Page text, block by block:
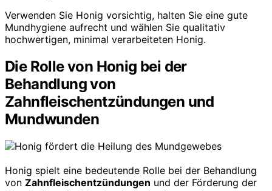
Verwenden Sie Honig vorsichtig, halten Sie eine gute
Mundhygiene aufrecht und wählen Sie qualitativ
hochwertigen, minimal verarbeiteten Honig.
Die Rolle von Honig bei der
Behandlung von
Zahnfleischentzündungen und
Mundwunden
Honig spielt eine bedeutende Rolle bei der Behandlung
von Zahnfleischentzündungen und der Förderung der